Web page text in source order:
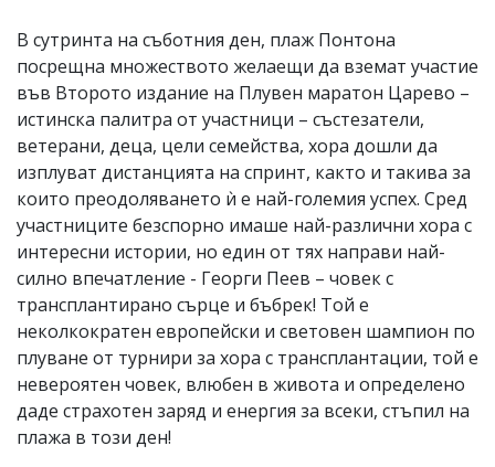
В сутринта на съботния ден, плаж Понтона
посрещна множеството желаещи да вземат участие
във Второто издание на Плувен маратон Царево –
истинска палитра от участници – състезатели,
ветерани, деца, цели семейства, хора дошли да
изплуват дистанцията на спринт, както и такива за
които преодоляването ѝ е най-големия успех. Сред
участниците безспорно имаше най-различни хора с
интересни истории, но един от тях направи най-
силно впечатление - Георги Пеев – човек с
трансплантирано сърце и бъбрек! Той е
неколкократен европейски и световен шампион по
плуване от турнири за хора с трансплантации, той е
невероятен човек, влюбен в живота и определено
даде страхотен заряд и енергия за всеки, стъпил на
плажа в този ден!